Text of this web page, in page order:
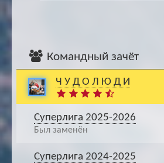
Командный зачёт
Ч У Д О Л Ю Д И
Суперлига 2025-2026
Был заменён
Суперлига 2024-2025